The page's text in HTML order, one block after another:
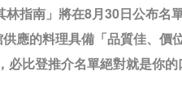
林指南」將在8月30日公布
應的料理具備「品質佳、
比登推介名單絕對就是你的